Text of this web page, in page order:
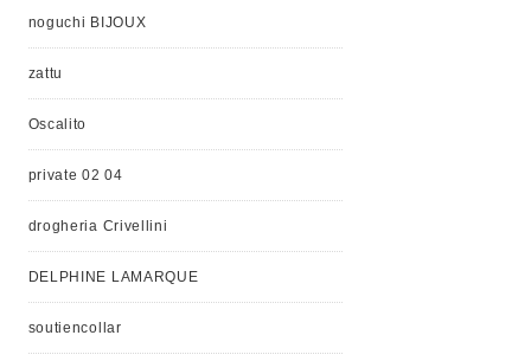
noguchi BIJOUX
zattu
Oscalito
private 02 04
drogheria Crivellini
DELPHINE LAMARQUE
soutiencollar